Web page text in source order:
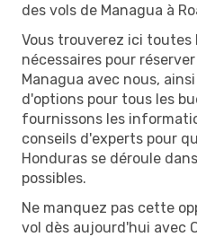
des vols de Managua à
Vous trouverez ici
nécessaires pour
Managua avec nous,
d'options pour tous les
fournissons les
conseils d'experts pour
Honduras se déroule
possibles.
Ne manquez pas cette
vol dès aujourd'hui avec